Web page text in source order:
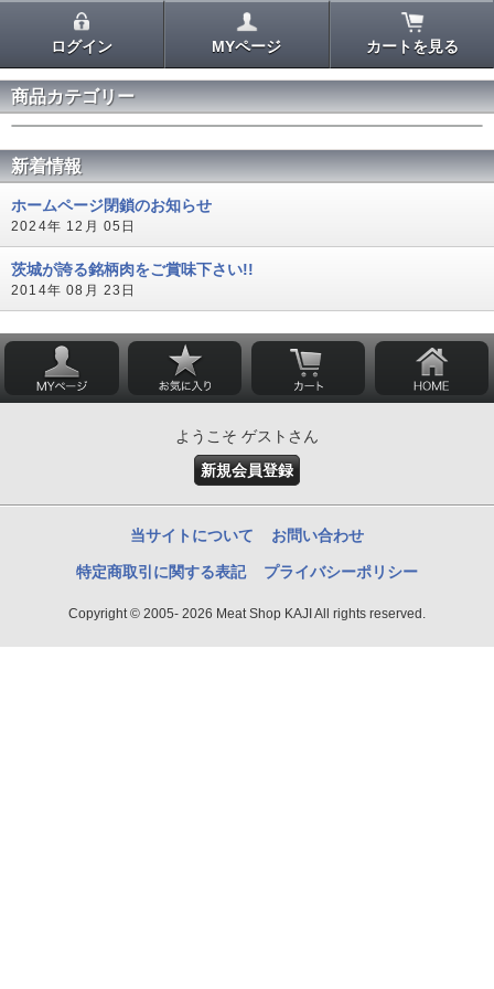
ログイン MYページ カートを見る
商品カテゴリー
新着情報
ホームページ閉鎖のお知らせ
2024年 12月 05日
茨城が誇る銘柄肉をご賞味下さい!!
2014年 08月 23日
ようこそ ゲストさん
新規会員登録
当サイトについて お問い合わせ
特定商取引に関する表記 プライバシーポリシー
Copyright © 2005- 2026 Meat Shop KAJI All rights reserved.